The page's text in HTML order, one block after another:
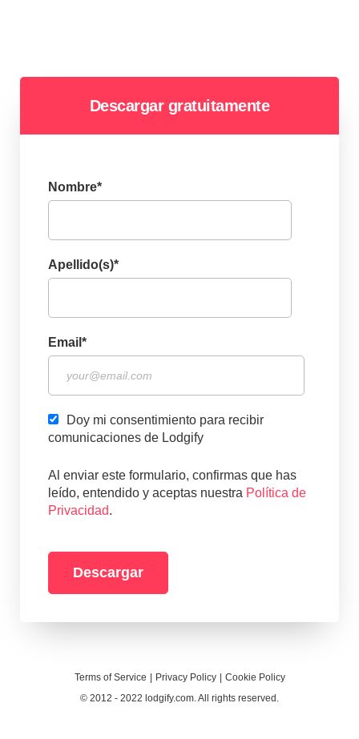
Descargar gratuitamente
Nombre*
Apellido(s)*
Email *
Doy mi consentimiento para recibir
comunicaciones de Lodgify
Al enviar este formulario, confirmas que has
leído, entendido y aceptas nuestra Política de
Privacidad.
Terms of Service Privacy Policy
Cookie Policy
© 2012 - 2022 lodgify.com. All rights reserved.